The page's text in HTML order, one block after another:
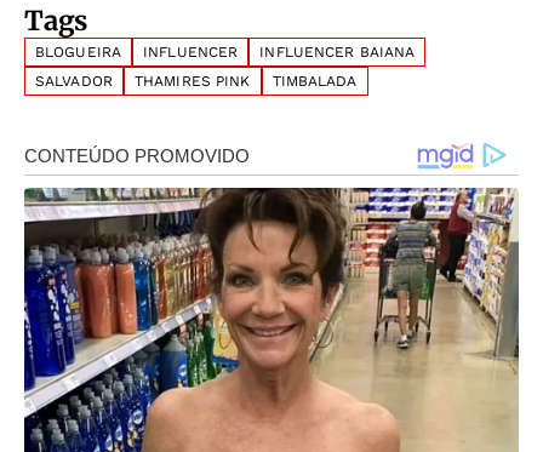
Tags
BLOGUEIRA INFLUENCER
INFLUENCER BAIANA
SALVADOR
THAMIRES PINK TIMBALADA